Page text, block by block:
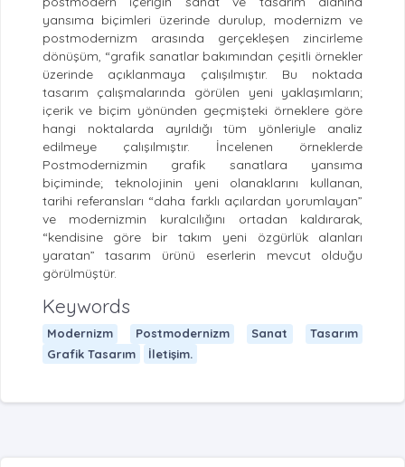
yansıma biçimleri üzerinde durulup, modernizm ve
postmodernizm arasında gerçekleşen zincirleme
dönüşüm, “grafik sanatlar bakımından çeşitli örnekler
üzerinde açıklanmaya çalışılmıştır. Bu noktada
tasarım çalışmalarında görülen yeni yaklaşımların;
içerik ve biçim yönünden geçmişteki örneklere göre
hangi noktalarda ayrıldığı tüm yönleriyle analiz
edilmeye çalışılmıştır. İncelenen örneklerde
Postmodernizmin grafik sanatlara yansıma
biçiminde; teknolojinin yeni olanaklarını kullanan,
tarihi referansları “daha farklı açılardan yorumlayan”
ve modernizmin kuralcılığını ortadan kaldırarak,
“kendisine göre bir takım yeni özgürlük alanları
yaratan” tasarım ürünü eserlerin mevcut olduğu
görülmüştür.
Keywords
Modernizm Postmodernizm Sanat
Tasarım
Grafik Tasarım
İletişim.